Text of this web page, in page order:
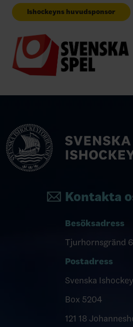
Ishockeyns huvudsponsor
Kontakta
Besöksadress
Tjurhornsgränd
Postadress
Svenska
Box 5204
121 18